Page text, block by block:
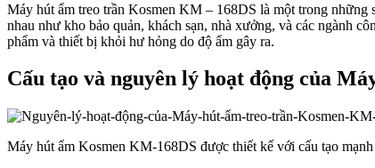
Máy hút ẩm treo trần Kosmen KM – 168DS là một trong những
nhau như kho bảo quản, khách sạn, nhà xưởng, và các ngành
phẩm và thiết bị khỏi hư hỏng do độ ẩm gây ra.
Cấu tạo và nguyên lý hoạt động của
Máy hút ẩm Kosmen KM-168DS được thiết kế với cấu tạo